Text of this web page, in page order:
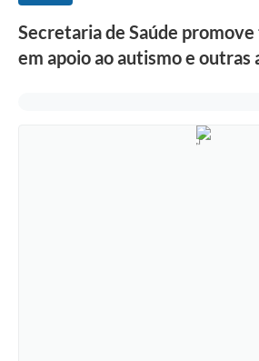
Secretaria de Saúde
em apoio ao autismo e outras